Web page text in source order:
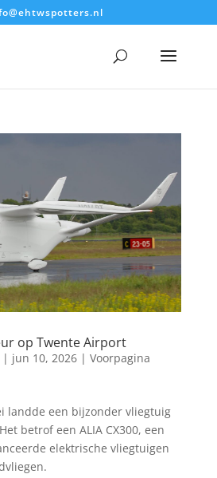
op Twente Airport
| jun 10, 2026| Voorpagina
landde een bijzonder vliegtuig
betrof een ALIA CX300, een
elektrische vliegtuigen